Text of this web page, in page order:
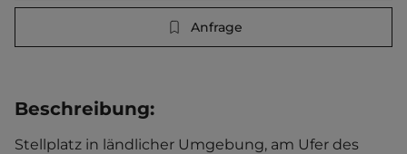
Anfrage
Beschreibung:
Stellplatz in ländlicher Umgebung, am Ufer des